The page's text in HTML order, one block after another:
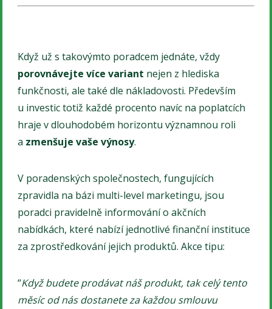
Když už s takovýmto poradcem jednáte, vždy
porovnávejte více variant nejen z hlediska
funkčnosti, ale také dle nákladovosti. Především
u investic totiž každé procento navíc na poplatcích
hraje v dlouhodobém horizontu významnou roli
a zmenšuje vaše výnosy.
V poradenských společnostech, fungujících
zpravidla na bázi multi-level marketingu, jsou
poradci pravidelně informování o akčních
nabídkách, které nabízí jednotlivé finanční instituce
za zprostředkování jejich produktů. Akce tipu:
“Když budete prodávat náš produkt, tak celý tento
měsíc od nás dostanete za každou smlouvu